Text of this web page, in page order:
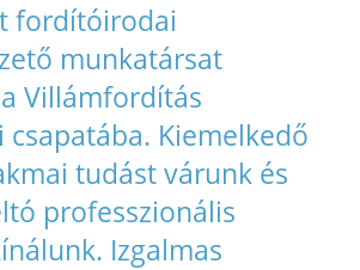
fordítóirodai
munkatársat
Villámfordítás
csapatába. Kiemelkedő
tudást várunk és
professzionális
Izgalmas